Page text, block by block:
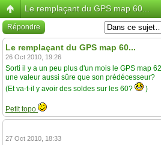
Le remplaçant du GPS map 60...
Répondre
Le remplaçant du GPS map 60...
26 Oct 2010, 19:26
Sorti il y a un peu plus d'un mois le GPS map
une valeur aussi sûre que son prédécesseur?
(Et va-t-il y avoir des soldes sur les 60?
)
Petit topo
27 Oct 2010, 18:33